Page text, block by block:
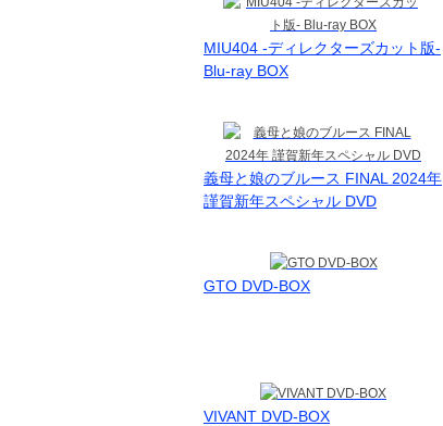
MIU404 -ディレクターズカット版-
Blu-ray BOX
義母と娘のブルース FINAL 2024年
謹賀新年スペシャル DVD
GTO DVD-BOX
VIVANT DVD-BOX